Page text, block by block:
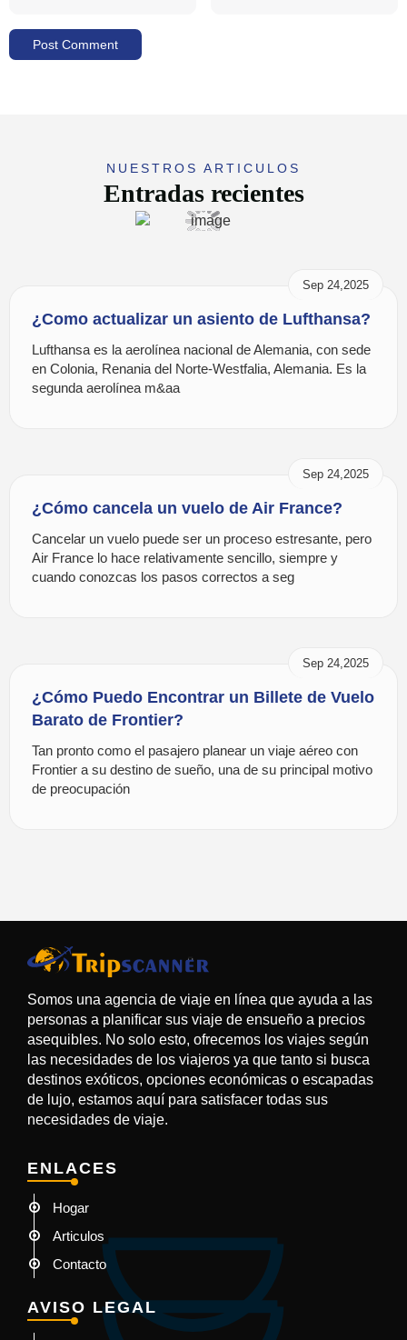
NUESTROS ARTICULOS
Entradas recientes
Sep 24,2025
¿Como actualizar un asiento de Lufthansa?
Lufthansa es la aerolínea nacional de Alemania, con sede
en Colonia, Renania del Norte-Westfalia, Alemania. Es la
segunda aerolínea m&aa
Sep 24,2025
¿Cómo cancela un vuelo de Air France?
Cancelar un vuelo puede ser un proceso estresante, pero
Air France lo hace relativamente sencillo, siempre y
cuando conozcas los pasos correctos a seg
Sep 24,2025
¿Cómo Puedo Encontrar un Billete de Vuelo
Barato de Frontier?
Tan pronto como el pasajero planear un viaje aéreo con
Frontier a su destino de sueño, una de su principal motivo
de preocupación
Somos una agencia de viaje en línea que ayuda a las
personas a planificar sus viaje de ensueño a precios
asequibles. No solo esto, ofrecemos los viajes según
las necesidades de los viajeros ya que tanto si busca
destinos exóticos, opciones económicas o escapadas
de lujo, estamos aquí para satisfacer todas sus
necesidades de viaje.
ENLACES
Hogar
Articulos
Contacto
AVISO LEGAL